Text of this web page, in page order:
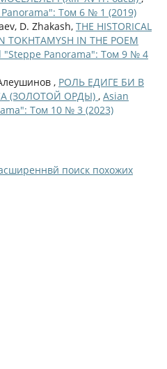
Том 6 № 1 (2019)
D. Zhakash, THE HISTORICAL
TOKHTAMYSH IN THE POEM
"Steppe Panorama": Том 9 № 4
, РОЛЬ ЕДИГЕ БИ В
(ЗОЛОТОЙ ОРДЫ) , Asian
Том 10 № 3 (2023)
поиск похожих